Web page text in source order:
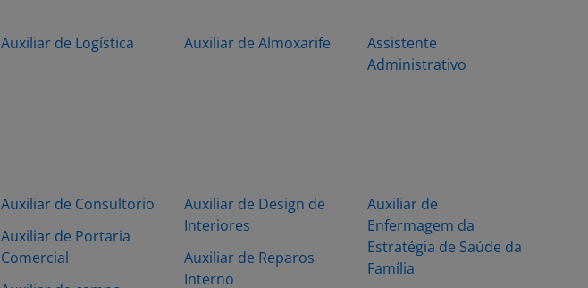
Auxiliar de Logística Auxiliar de Almoxarife
Assistente
Administrativo
Auxiliar de Consultorio
Auxiliar de Portaria
Comercial
Auxiliar de Design de
Interiores
Auxiliar de Reparos
Interno
Auxiliar de
Enfermagem da
Estratégia de Saúde da
Família